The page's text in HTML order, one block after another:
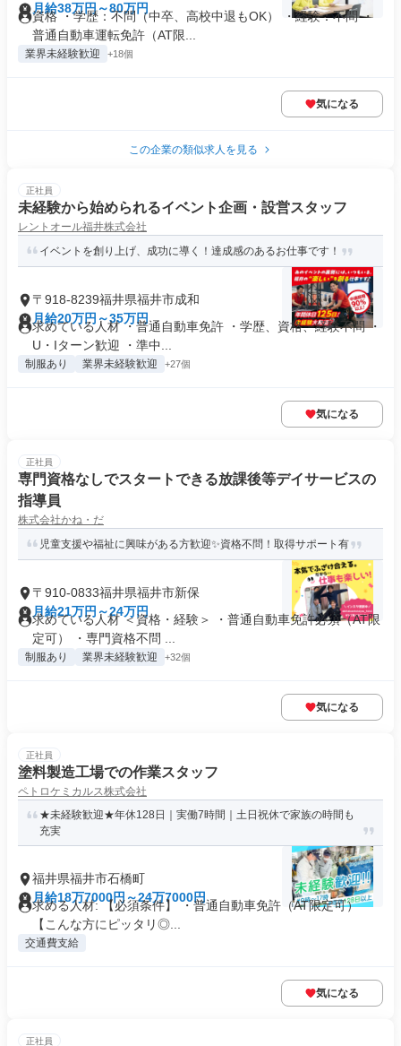
月給38万円～80万円
資格 ・学歴：不問（中卒、高校中退もOK） ・経験：不問 ・
普通自動車運転免許（AT限...
業界未経験歓迎 +18個
気になる
この企業の類似求人を見る
正社員
未経験から始められるイベント企画・設営スタッフ
レントオール福井株式会社
イベントを創り上げ、成功に導く！達成感のあるお仕事です！
〒918-8239福井県福井市成和
月給20万円～35万円
求めている人材 ・普通自動車免許 ・学歴、資格、経験不問 ・
U・Iターン歓迎 ・準中...
制服あり 業界未経験歓迎 +27個
気になる
正社員
専門資格なしでスタートできる放課後等デイサービスの
指導員
株式会社かね・だ
児童支援や福祉に興味がある方歓迎✨️資格不問！取得サポート有
〒910-0833福井県福井市新保
月給21万円～24万円
求めている人材 ＜資格・経験＞ ・普通自動車免許必須（AT限
定可） ・専門資格不問 ...
制服あり 業界未経験歓迎 +32個
気になる
正社員
塗料製造工場での作業スタッフ
ペトロケミカルス株式会社
★未経験歓迎★年休128日｜実働7時間｜土日祝休で家族の時間も
充実
福井県福井市石橋町
月給18万7000円～24万7000円
求める人材: 【必須条件】 ・普通自動車免許（AT限定可）
【こんな方にピッタリ◎...
交通費支給
気になる
正社員